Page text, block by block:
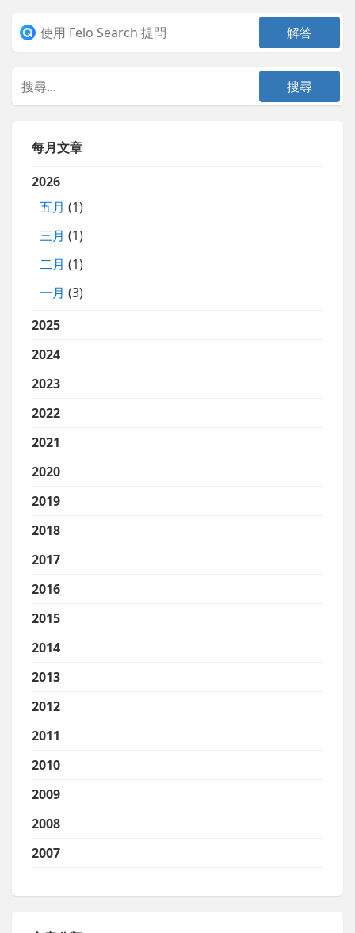
每月文章
2026
五月 (1)
三月 (1)
二月 (1)
一月 (3)
2025
2024
2023
2022
2021
2020
2019
2018
2017
2016
2015
2014
2013
2012
2011
2010
2009
2008
2007